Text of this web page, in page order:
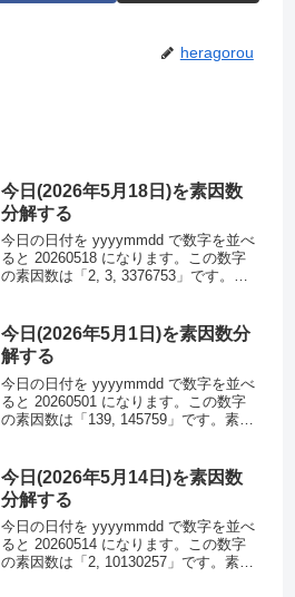
heragorou
今日(2026年5月18日)を素因数
分解する
今日の日付を yyyymmdd で数字を並べ
ると 20260518 になります。この数字
の素因数は「2, 3, 3376753」です。素
シャッド数ではありません。注 : ハ...
今日(2026年5月1日)を素因数分
解する
今日の日付を yyyymmdd で数字を並べ
ると 20260501 になります。この数字
の素因数は「139, 145759」です。素因
ャッド数ではありません。注 : ハー
シ...
今日(2026年5月14日)を素因数
分解する
今日の日付を yyyymmdd で数字を並べ
ると 20260514 になります。この数字
の素因数は「2, 10130257」です。素因